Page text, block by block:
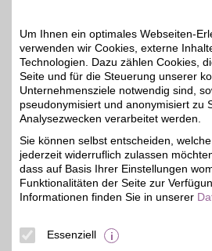
BSW-Vorteil
eazy
Ein Tarif -
Internet
inklusive
Um Ihnen ein optimales Webseiten-
verwenden wir Cookies, externe
Technologien. Dazu zählen Cookies,
Seite und für die Steuerung unserer
Unternehmensziele notwendig sind,
pseudonymisiert und anonymisiert zu
Analysezwecken verarbeitet werden.
Sie können selbst entscheiden,
jederzeit widerruflich zulassen
dass auf Basis Ihrer Einstellungen
Funktionalitäten der Seite zur
Informationen finden Sie in unserer
Essenziell